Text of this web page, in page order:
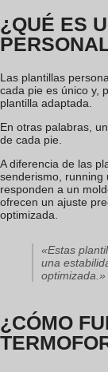
¿QUÉ ES
Las plantillas
cada pie es único y,
plantilla adaptada.
En otras palabras,
de cada pie.
A diferencia de las
senderismo, running
responden a un
ofrecen un ajuste
optimizada.
«Estas
una
optimizada.»
¿CÓMO